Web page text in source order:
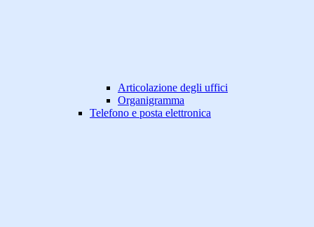
Articolazione degli uffici
Organigramma
Telefono e posta elettronica